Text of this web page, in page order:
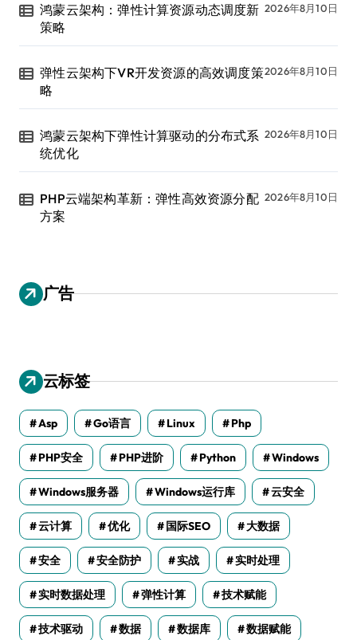
鸿蒙云架构：弹性计算资源动态调度新
策略
2026年8月10日
弹性云架构下VR开发资源的高效调度策
略
2026年8月10日
鸿蒙云架构下弹性计算驱动的分布式系
统优化
2026年8月10日
PHP云端架构革新：弹性高效资源分配
方案
2026年8月10日
广告
云标签
Asp Go语言 Linux Php
PHP安全 PHP进阶 Python Windows
Windows服务器 Windows运行库 云安全
云计算 优化 国际SEO 大数据
安全 安全防护 实战 实时处理
实时数据处理 弹性计算 技术赋能
技术驱动 数据 数据库 数据赋能